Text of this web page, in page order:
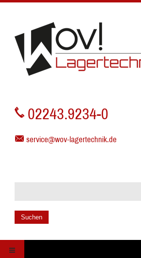
02243.9234-0
service@wov-lagertechnik.de
Suchen